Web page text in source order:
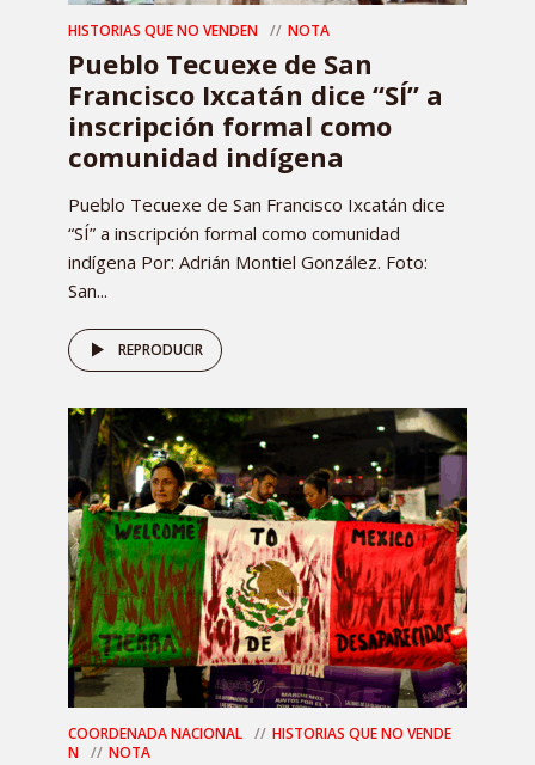
HISTORIAS QUE NO VENDEN NOTA
Pueblo Tecuexe de San
Francisco Ixcatán dice “SÍ” a
inscripción formal como
comunidad indígena
Pueblo Tecuexe de San Francisco Ixcatán dice
“SÍ” a inscripción formal como comunidad
indígena Por: Adrián Montiel González. Foto:
San...
REPRODUCIR
COORDENADA NACIONAL
HISTORIAS QUE NO VENDE
N
NOTA